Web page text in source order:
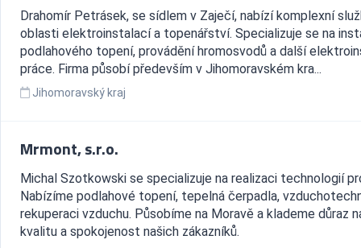
Drahomír Petrásek, se sídlem v Zaječí, nabízí komplexní
oblasti elektroinstalací a topenářství. Specializuje se na
podlahového topení, provádění hromosvodů a další
práce. Firma působí především v Jihomoravském kra...
Jihomoravský kraj
Mrmont, s.r.o.
Michal Szotkowski se specializuje na realizaci technologií
Nabízíme podlahové topení, tepelná čerpadla,
rekuperaci vzduchu. Působíme na Moravě a klademe důraz
kvalitu a spokojenost našich zákazníků.